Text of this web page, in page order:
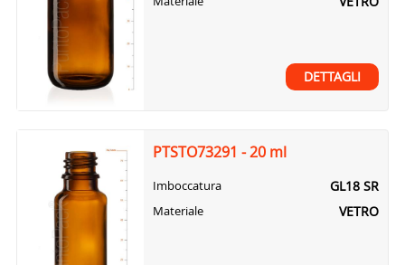
DETTAGLI
PTSTO73291 - 20 ml
Imboccatura GL18 SR
Materiale VETRO